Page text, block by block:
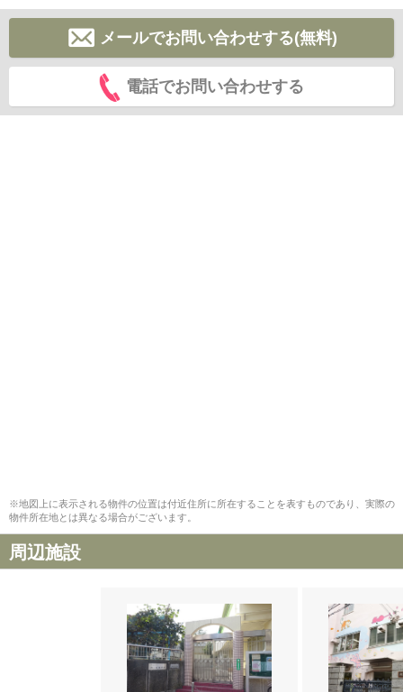
メールでお問い合わせする(無料)
電話でお問い合わせする
※地図上に表示される物件の位置は付近住所に所在することを表すものであり、実際の
物件所在地とは異なる場合がございます。
周辺施設